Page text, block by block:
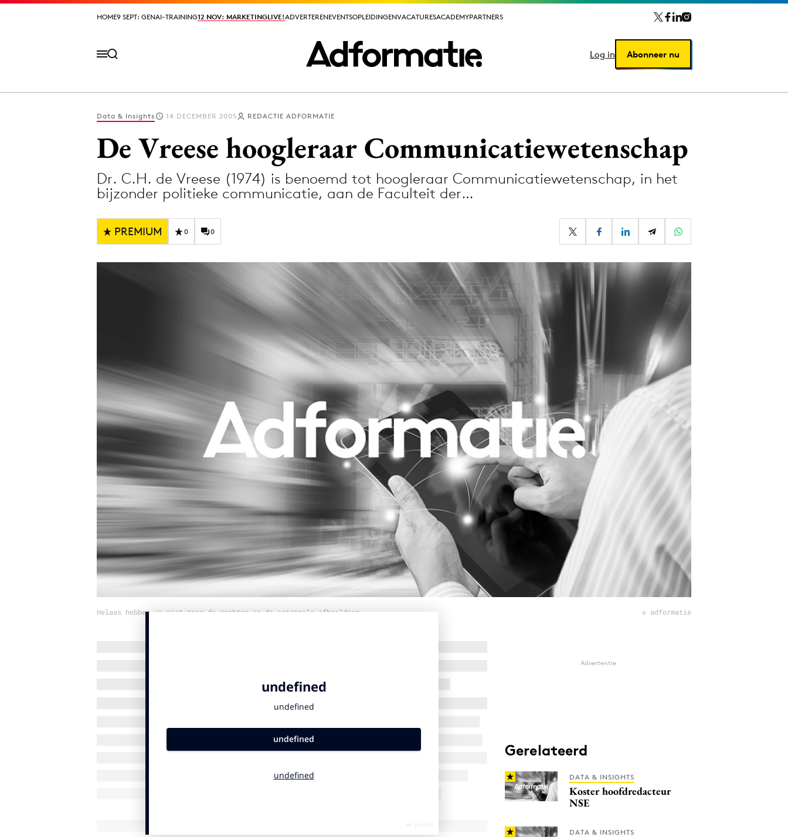
HOME9 SEPT: GENAI-TRAINING12 NOV: MARKETINGLIVE!ADVERTERENEVENTSOPLEIDINGENVACATURESACADEMYPARTNERS
Log in Abonneer nu
HOME9 SEPT: GENAI-TRAINING12 NOV: MARKETINGLIVE!ADVERTERENEVENTSOPLEIDINGENVACATURESACADEMYPARTNERS
Log in Abonneer nu
Digital transformation
Diversiteit
Effectiviteit
Influencer marketing
Interne communicatie
Programmatic
Purpose Marketing
Reputatie & crisis
Data & Insights 14 DECEMBER 2005 REDACTIE ADFORMATIE
De Vreese hoogleraar Communicatiewetenschap
Dr. C.H. de Vreese (1974) is benoemd tot hoogleraar Communicatiewetenschap, in het
bijzonder politieke communicatie, aan de Faculteit der…
PREMIUM 0 0
Helaas hebben we niet meer de rechten op de originele afbeelding © adformatie
Advertentie
Gerelateerd
DATA & INSIGHTS
Koster hoofdredacteur
NSE
DATA & INSIGHTS